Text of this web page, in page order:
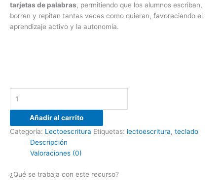
tarjetas de palabras, permitiendo que los alumnos escriban,
borren y repitan tantas veces como quieran, favoreciendo el
aprendizaje activo y la autonomía.
Añadir al carrito
Categoría: Lectoescritura Etiquetas: lectoescritura, teclado
Descripción
Valoraciones (0)
¿Qué se trabaja con este recurso?